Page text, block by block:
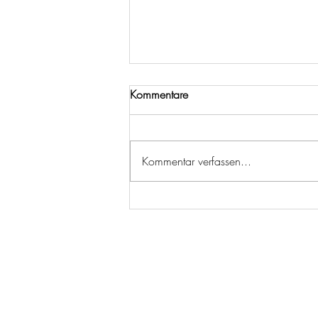
Kommentare
Kommentar verfassen...